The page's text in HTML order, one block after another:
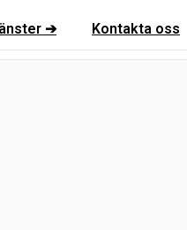
➔ Kontakta oss